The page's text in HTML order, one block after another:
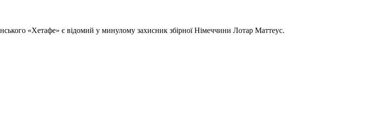
«Хетафе» є відомий у минулому захисник збірної Німеччини Лотар Маттеус.